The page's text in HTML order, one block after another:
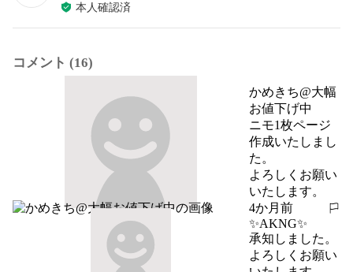
本人確認済
コメント (16)
かめきち@大幅
お値下げ中
ニモ1枚ページ
作成いたしまし
た。
よろしくお願い
いたします。
4か月前
報告する
✨AKNG✨
承知しました。
よろしくお願い